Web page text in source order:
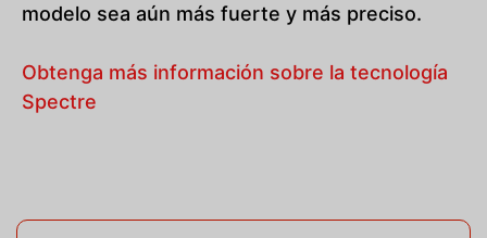
modelo sea aún más fuerte y más preciso.
Obtenga más información sobre la tecnología
Spectre